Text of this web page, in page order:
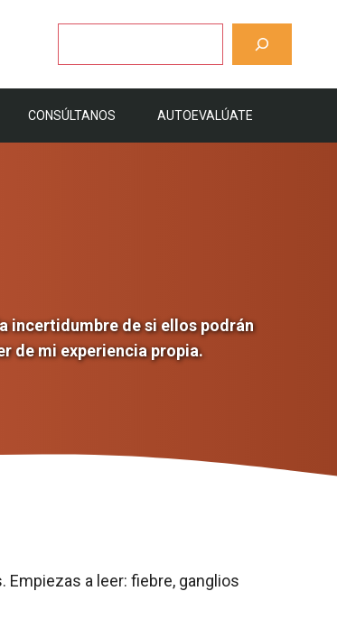
CONSÚLTANOS AUTOEVALÚATE
incertidumbre de si ellos podrán
de mi experiencia propia.
a leer: fiebre, ganglios